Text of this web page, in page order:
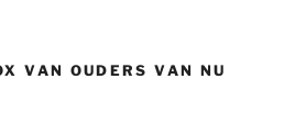
VAN OUDERS VAN NU